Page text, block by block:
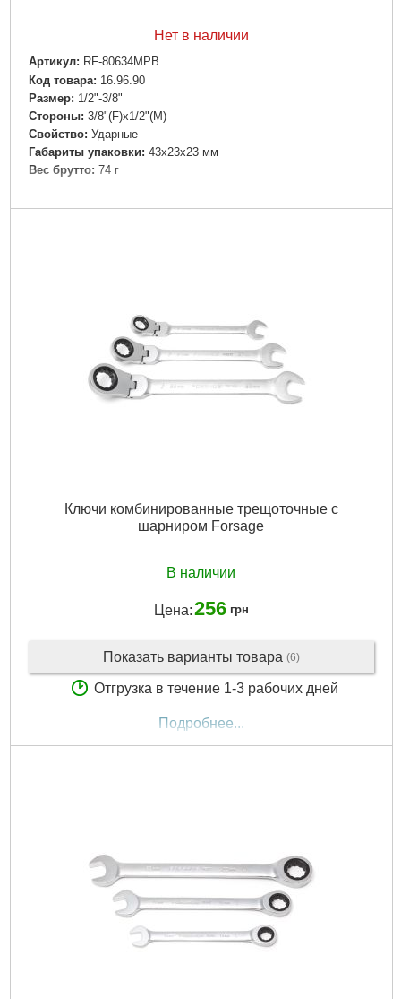
Нет в наличии
Артикул: RF-80634MPB
Код товара: 16.96.90
Размер: 1/2"-3/8"
Стороны: 3/8"(F)x1/2"(M)
Свойство: Ударные
Габариты упаковки: 43x23x23 мм
Вес брутто: 74 г
Подробнее...
Ключи комбинированные трещоточные с
шарниром Forsage
В наличии
Цена:256 грн
Показать варианты товара (6)
Отгрузка в течение 1-3 рабочих дней
Подробнее...